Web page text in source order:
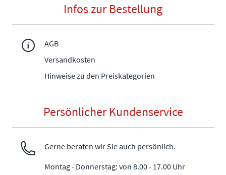
Infos zur Bestellung
AGB
Versandkosten
Hinweise zu den Preiskategorien
Persönlicher Kundenservice
Gerne beraten wir Sie auch persönlich.
Montag - Donnerstag: von 8.00 - 17.00 Uhr